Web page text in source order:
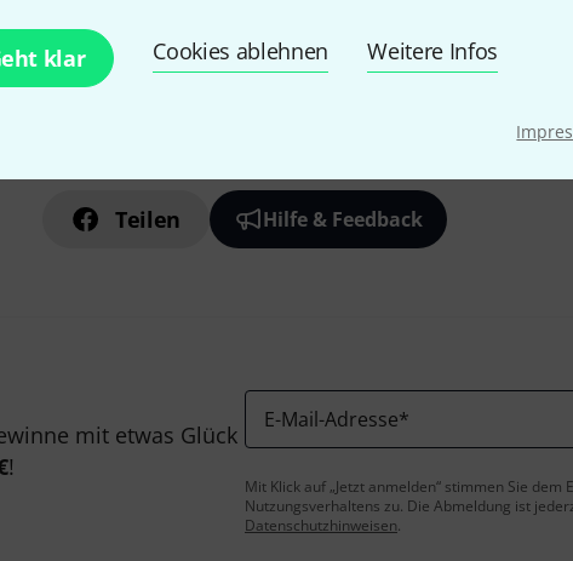
klar Cookies ablehnen Weitere Infos
Teilen Hilfe & Feedback
mit etwas Glück
!
E-Mail-Adresse*
Mit Klick auf „Jetzt anmelden“ stimmen Sie
Nutzungsverhaltens zu. Die Abmeldung ist
Datenschutzhinweisen.